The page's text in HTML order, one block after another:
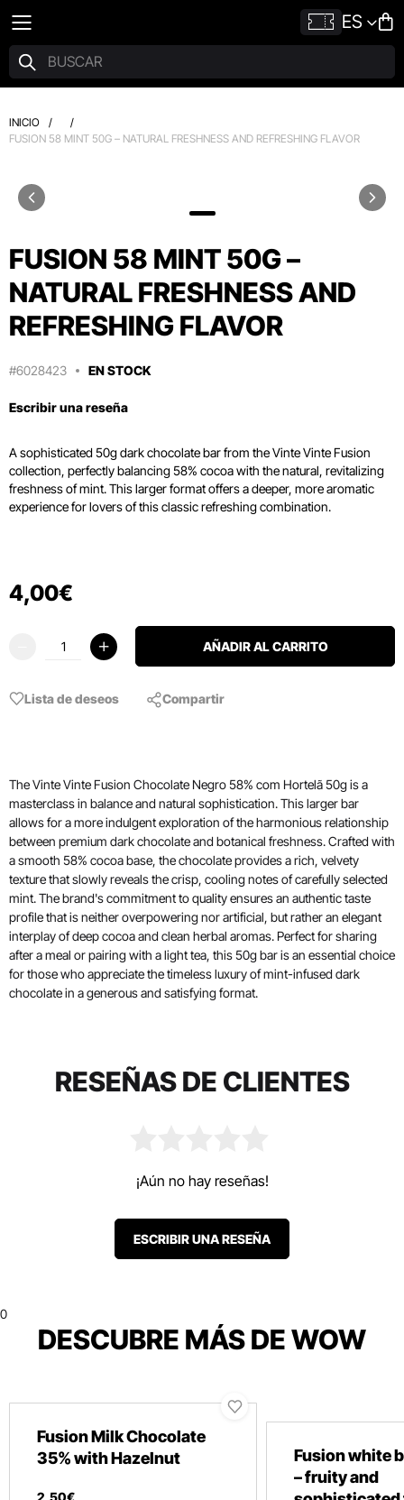
ES
INICIO /
/
FUSION 58 MINT 50G – NATURAL FRESHNESS AND REFRESHING FLAVOR
FUSION 58 MINT 50G –
NATURAL FRESHNESS AND
REFRESHING FLAVOR
#6028423 EN STOCK
Escribir una reseña
A sophisticated 50g dark chocolate bar from the Vinte Vinte Fusion
collection, perfectly balancing 58% cocoa with the natural, revitalizing
freshness of mint. This larger format offers a deeper, more aromatic
experience for lovers of this classic refreshing combination.
4,00€
AÑADIR AL CARRITO
Lista de deseos Compartir
The Vinte Vinte Fusion Chocolate Negro 58% com Hortelã 50g is a
masterclass in balance and natural sophistication. This larger bar
allows for a more indulgent exploration of the harmonious relationship
between premium dark chocolate and botanical freshness. Crafted with
a smooth 58% cocoa base, the chocolate provides a rich, velvety
texture that slowly reveals the crisp, cooling notes of carefully selected
mint. The brand's commitment to quality ensures an authentic taste
profile that is neither overpowering nor artificial, but rather an elegant
interplay of deep cocoa and clean herbal aromas. Perfect for sharing
after a meal or pairing with a light tea, this 50g bar is an essential choice
for those who appreciate the timeless luxury of mint-infused dark
chocolate in a generous and satisfying format.
RESEÑAS DE CLIENTES
¡Aún no hay reseñas!
ESCRIBIR UNA RESEÑA
0
DESCUBRE MÁS DE WOW
Fusion Milk Chocolate
35% with Hazelnut
2,50€
Fusion white
– fruity and